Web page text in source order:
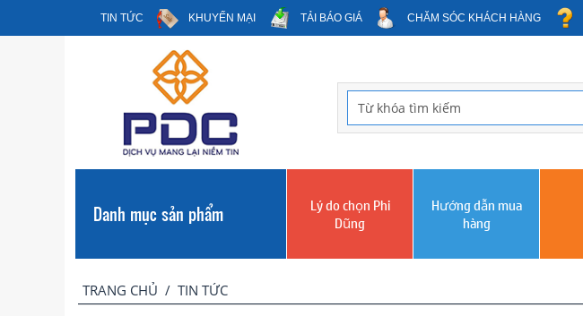
TIN TỨC KHUYẾN MẠI TẢI BÁO GIÁ CHĂM SÓC KHÁCH HÀNG
Danh mục sản phẩm
Lý do chọn Phi
Dũng
Hướng dẫn mua
hàng
TRANG CHỦ / TIN TỨC